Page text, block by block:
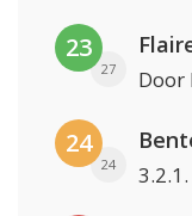
23
27 Door
24
24 3.2.1.